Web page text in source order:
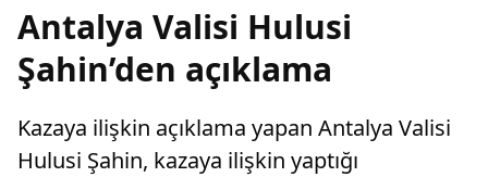
Antalya Valisi Hulusi
Şahin’den açıklama
Kazaya ilişkin açıklama yapan Antalya Valisi
Hulusi Şahin, kazaya ilişkin yaptığı